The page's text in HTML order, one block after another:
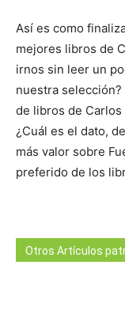
Así es como
mejores libros de
irnos sin leer un
nuestra
de libros de Carlos
¿Cuál es el dato,
más valor sobre
preferido de los
Otros Artículos